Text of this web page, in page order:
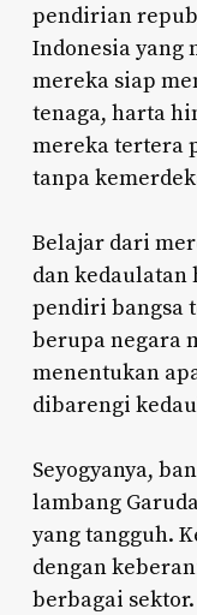
pendirian
Indonesia yang
mereka siap
tenaga, harta
mereka tertera
tanpa
Belajar dari
dan kedaulatan
pendiri bangsa
berupa negara
menentukan
dibarengi
Seyogyanya,
lambang
yang tangguh.
dengan
berbagai